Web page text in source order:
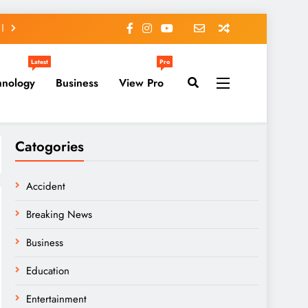
Latest
Business View Pro
Pro
Catogories
Accident
Breaking News
Business
Education
Entertainment